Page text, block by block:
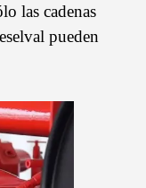
las cadenas
pueden